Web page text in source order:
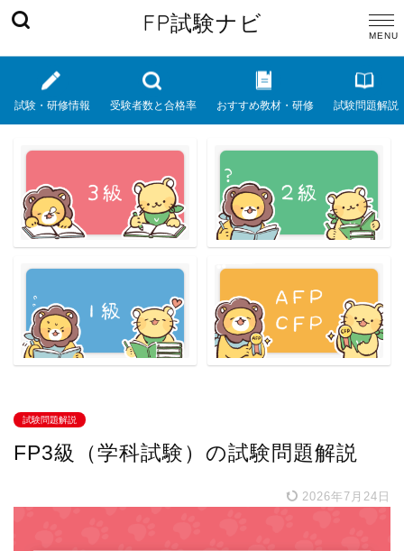
FP試験ナビ
試験・研修情報 受験者数と合格率 おすすめ教材・研修 試験問題解説
試験問題解説
FP3級（学科試験）の試験問題解説
2026年7月24日